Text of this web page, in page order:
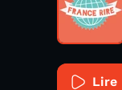
Lire